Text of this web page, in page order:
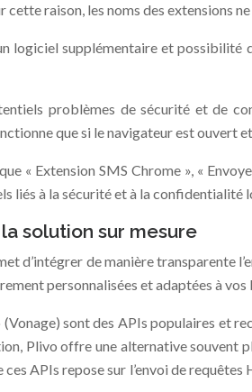
raison, les noms des extensions
logiciel supplémentaire et
problèmes de sécurité et de
que si le navigateur est ouvert
« Extension SMS Chrome », «
liés à la sécurité et à la confidentialité
solution sur mesure
d’intégrer de manière
personnalisées et adaptées à vos
sont des APIs populaires et
Plivo offre une alternative souvent
APIs repose sur l’envoi de